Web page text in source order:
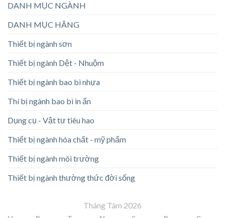
DANH MỤC NGÀNH
DANH MỤC HÃNG
Thiết bị ngành sơn
Thiết bị ngành Dệt - Nhuộm
Thiết bị ngành bao bì nhựa
Thí bị ngành bao bì in ấn
Dụng cụ - Vật tư tiêu hao
Thiết bị ngành hóa chất - mỹ phẩm
Thiết bị ngành môi trường
Thiết bị ngành thường thức đời sống
Tháng Tám 2026